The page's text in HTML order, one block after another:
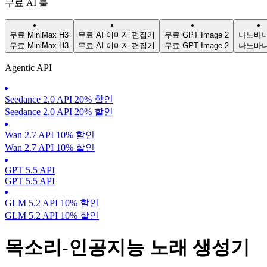
무료 AI 툴
무료 MiniMax H3
무료 MiniMax H3
무료 AI 이미지 편집기
무료 AI 이미지 편집기
무료 GPT Image 2
무료 GPT Image 2
나노바
나노바
Agentic API
Seedance 2.0 API 20% 할인
Seedance 2.0 API 20% 할인
Wan 2.7 API 10% 할인
Wan 2.7 API 10% 할인
GPT 5.5 API
GPT 5.5 API
GLM 5.2 API 10% 할인
GLM 5.2 API 10% 할인
목소리-인공지능 노래 생성기